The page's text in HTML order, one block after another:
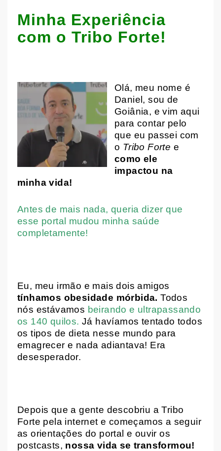
Minha Experiência
com o Tribo Forte!
Olá, meu nome é
Daniel, sou de
Goiânia, e vim aqui
para contar pelo
que eu passei com
o Tribo Forte e
como ele
impactou na
minha vida!
Antes de mais nada, queria dizer que
esse portal mudou minha saúde
completamente!
Eu, meu irmão e mais dois amigos
tínhamos obesidade mórbida. Todos
nós estávamos beirando e ultrapassando
os 140 quilos. Já havíamos tentado todos
os tipos de dieta nesse mundo para
emagrecer e nada adiantava! Era
desesperador.
Depois que a gente descobriu a Tribo
Forte pela internet e começamos a seguir
as orientações do portal e ouvir os
postcasts, nossa vida se transformou!